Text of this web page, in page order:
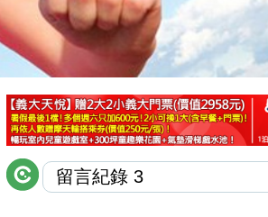
商家合作
推薦景點
討論區
聯絡我們